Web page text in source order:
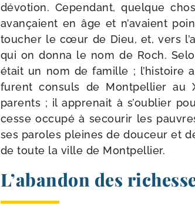
dévo­tion. Cependant, quelque
avan­çaient en âge et n’avaient
tou­cher le cœur de Dieu, et, vers
qui on don­na le nom de Roch.
était un nom de famille ; l’histoire
furent consuls de Montpellier au
parents ; il appre­nait à s’oublier
cesse occu­pé à secou­rir les
ses paroles pleines de dou­ceur et
de toute la ville de Montpellier.
L’abandon des